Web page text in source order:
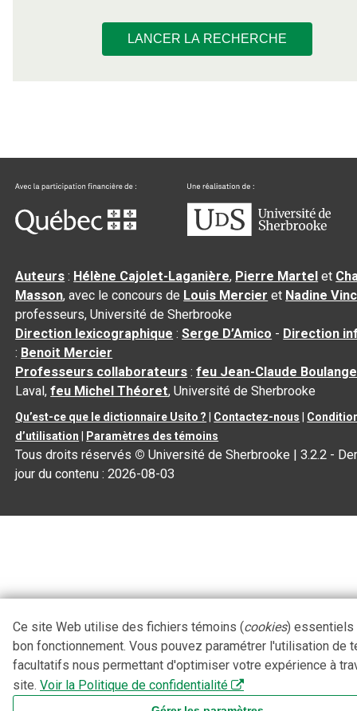
LANCER LA RECHERCHE
Auteurs : Hélène Cajolet-Laganière, Pierre Martel et
Masson, avec le concours de Louis Mercier et Nadine
professeurs, Université de Sherbrooke
Direction lexicographique :Serge D’Amico - Direction
: Benoit Mercier
Professeurs collaborateurs :feu Jean-Claude
Laval,feu Michel Théoret, Université de Sherbrooke
Qu’est-ce que le dictionnaire Usito ? Contactez-nous
d’utilisation
Paramètres des témoins
Tous droits réservés © Université de Sherbrooke |3.2.2 -
jour du contenu :2026-08-03
Ce site Web utilise des fichiers témoins (cookies) essentiels
bon fonctionnement. Vous pouvez paramétrer l'utilisation de
facultatifs nous permettant d'optimiser votre expérience à
site. Voir la Politique de confidentialité